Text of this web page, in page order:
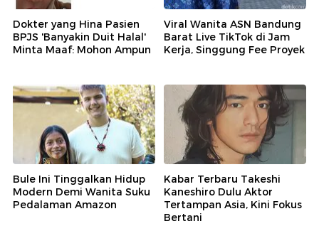
Dokter yang Hina Pasien
BPJS 'Banyakin Duit Halal'
Minta Maaf: Mohon Ampun
Viral Wanita ASN Bandung
Barat Live TikTok di Jam
Kerja, Singgung Fee Proyek
Bule Ini Tinggalkan Hidup
Modern Demi Wanita Suku
Pedalaman Amazon
Kabar Terbaru Takeshi
Kaneshiro Dulu Aktor
Tertampan Asia, Kini Fokus
Bertani